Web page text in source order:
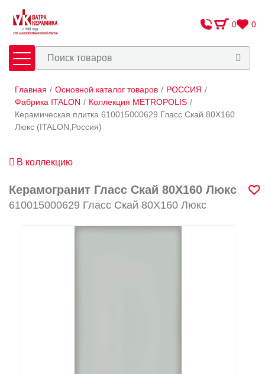
0 0
Плитка Сантехника
Оплата и доставка
Контакты
Адреса салонов
Главная / Основной каталог товаров / РОССИЯ /
Фабрика ITALON / Коллекция METROPOLIS /
Керамическая плитка 610015000629 Гласс Скай 80X160
Люкс (ITALON,Россия)
В коллекцию
Керамогранит Гласс Скай 80X160 Люкс
610015000629 Гласс Скай 80X160 Люкс